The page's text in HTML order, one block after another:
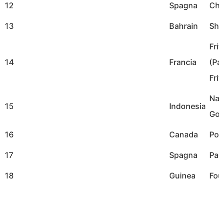
12 Spagna
13 Bahrain
14 Francia
15 Indonesia
16 Canada
17 Spagna
18 Guinea